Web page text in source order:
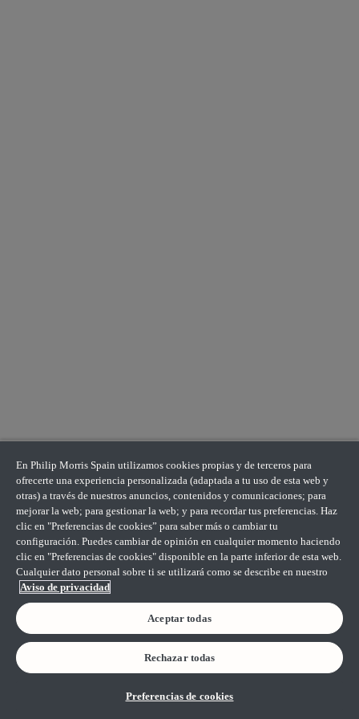
En Philip Morris Spain utilizamos cookies propias y de terceros para
ofrecerte una experiencia personalizada (adaptada a tu uso de esta web y
otras) a través de nuestros anuncios, contenidos y comunicaciones; para
mejorar la web; para gestionar la web; y para recordar tus preferencias. Haz
clic en "Preferencias de cookies” para saber más o cambiar tu
configuración. Puedes cambiar de opinión en cualquier momento haciendo
clic en "Preferencias de cookies" disponible en la parte inferior de esta web.
Cualquier dato personal sobre ti se utilizará como se describe en nuestro
Aviso de privacidad
Aceptar todas
Rechazar todas
Preferencias de cookies